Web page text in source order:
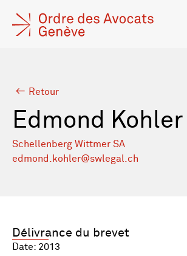
Retour
Edmond Kohler
Schellenberg Wittmer SA
edmond.kohler@swlegal.ch
Délivrance du brevet
Date: 2013